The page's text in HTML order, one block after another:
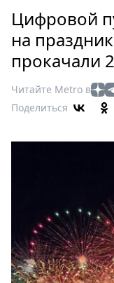
Россия
Мир
Туризм
Мода
Театр
Пресс-
релизы
О
Цифровой
на
прокачали
Читайте Metro в
Поделиться